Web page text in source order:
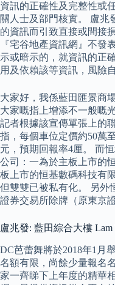
資訊的正確性及完整性或
關人士及部門核實。 盧兆
的資訊而引致直接或間接
『宅谷地產資訊網』不發
示或暗示的，就資訊的正
用及依賴該等資訊，風險自
大家好，我係藍田匯景商
大家嘅指上增添不一般嘅
記者根據該宣傳單張上的
指，每個車位定價約50萬
元，預期回報率4厘。 而
公司：一為於主板上市的
板上市的恒基數碼科技有
但雙雙已被私有化。 另外
證券交易所除牌（原東京
盧兆發: 藍田綜合大樓 Lam
DC芭蕾舞將於2018年1月
名額有限，尚餘少量報名
家一齊睇下上年度的精華